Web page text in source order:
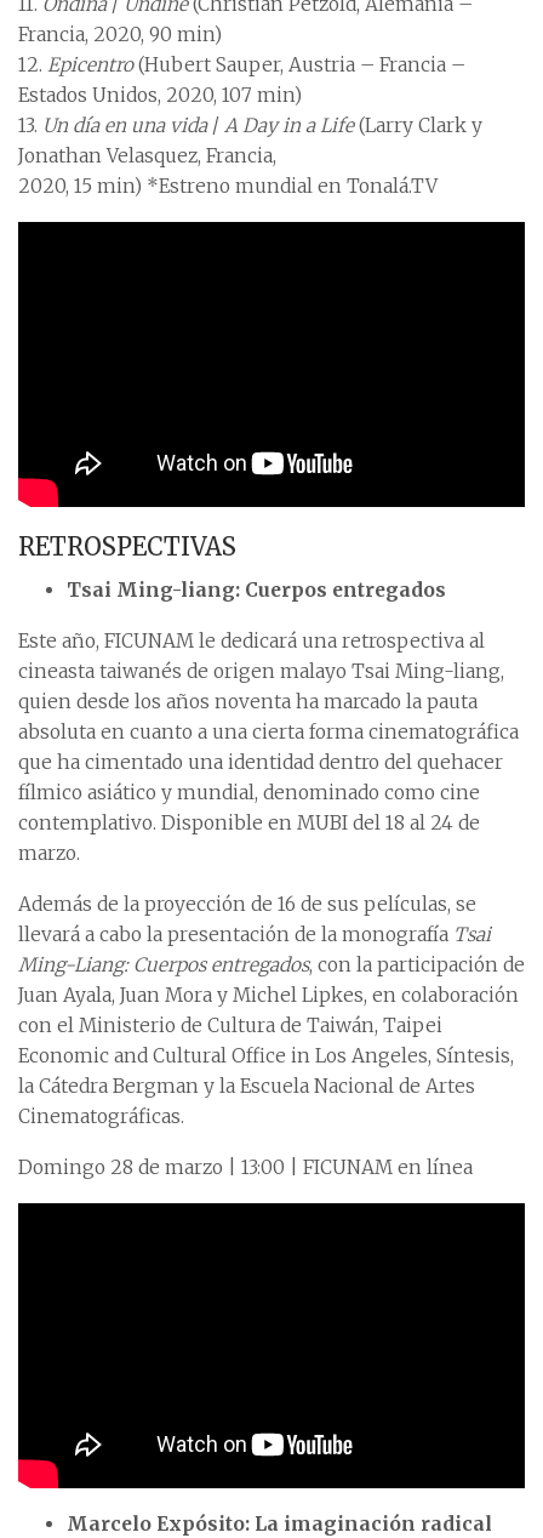
Francia, 2020, 90 min)
12. Epicentro(Hubert Sauper, Austria – Francia –
Estados Unidos, 2020, 107 min)
13. Un día en una vida/ A Day in a Life(Larry Clark y
Jonathan Velasquez, Francia,
2020, 15 min) *Estreno mundial en Tonalá.TV
RETROSPECTIVAS
Tsai Ming-liang: Cuerpos entregados
Este año, FICUNAM le dedicará una retrospectiva al
cineasta taiwanés de origen malayo Tsai Ming-liang,
quien desde los años noventa ha marcado la pauta
absoluta en cuanto a una cierta forma cinematográfica
que ha cimentado una identidad dentro del quehacer
fílmico asiático y mundial, denominado como cine
contemplativo. Disponible en MUBI del 18 al 24 de
marzo.
Además de la proyección de 16 de sus películas, se
llevará a cabo la presentación de la monografía Tsai
Ming-Liang: Cuerpos entregados, con la participación de
Juan Ayala, Juan Mora y Michel Lipkes, en colaboración
con el Ministerio de Cultura de Taiwán, Taipei
Economic and Cultural Office in Los Angeles, Síntesis,
la Cátedra Bergman y la Escuela Nacional de Artes
Cinematográficas.
Domingo 28 de marzo | 13:00 | FICUNAM en línea
Marcelo Expósito: La imaginación radical